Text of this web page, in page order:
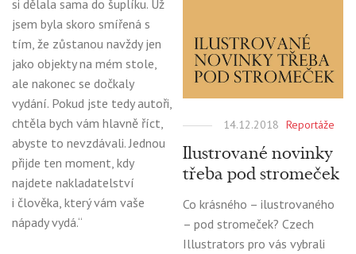
si dělala sama do šuplíku. Už
jsem byla skoro smířená s
tím, že zůstanou navždy jen
jako objekty na mém stole,
ale nakonec se dočkaly
vydání. Pokud jste tedy autoři,
chtěla bych vám hlavně říct,
abyste to nevzdávali. Jednou
přijde ten moment, kdy
najdete nakladatelství
i člověka, který vám vaše
nápady vydá.“
14.12.2018 Reportáže
Ilustrované novinky
třeba pod stromeček
Co krásného – ilustrovaného
– pod stromeček? Czech
Illustrators pro vás vybrali